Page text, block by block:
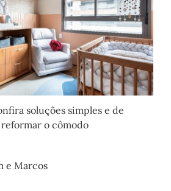
soluções simples e de
o cômodo
e Marcos